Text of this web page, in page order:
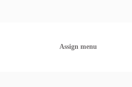
Assign menu